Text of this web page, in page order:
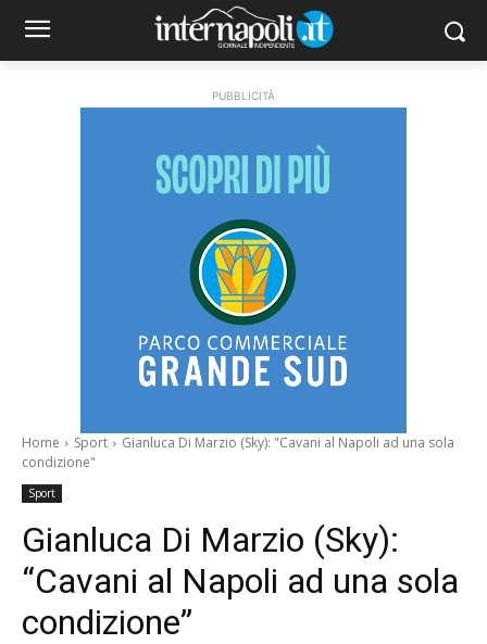
PUBBLICITÀ
Home Sport
Gianluca Di Marzio (Sky): "Cavani al Napoli ad una sola
condizione"
Sport
Gianluca Di Marzio (Sky):
“Cavani al Napoli ad una sola
condizione”